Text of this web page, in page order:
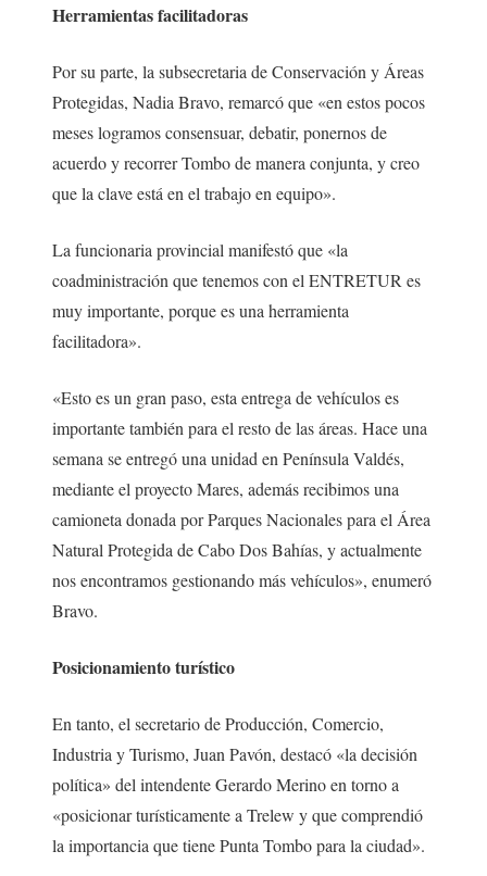
Herramientas facilitadoras
Por su parte, la subsecretaria de Conservación y Áreas
Protegidas, Nadia Bravo, remarcó que «en estos pocos
meses logramos consensuar, debatir, ponernos de
acuerdo y recorrer Tombo de manera conjunta, y creo
que la clave está en el trabajo en equipo».
La funcionaria provincial manifestó que «la
coadministración que tenemos con el ENTRETUR es
muy importante, porque es una herramienta
facilitadora».
«Esto es un gran paso, esta entrega de vehículos es
importante también para el resto de las áreas. Hace una
semana se entregó una unidad en Península Valdés,
mediante el proyecto Mares, además recibimos una
camioneta donada por Parques Nacionales para el Área
Natural Protegida de Cabo Dos Bahías, y actualmente
nos encontramos gestionando más vehículos», enumeró
Bravo.
Posicionamiento turístico
En tanto, el secretario de Producción, Comercio,
Industria y Turismo, Juan Pavón, destacó «la decisión
política» del intendente Gerardo Merino en torno a
«posicionar turísticamente a Trelew y que comprendió
la importancia que tiene Punta Tombo para la ciudad».